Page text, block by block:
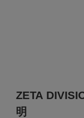
ZETA
明